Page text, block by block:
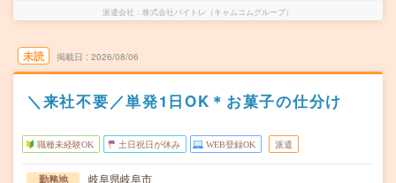
派遣会社 株式会社バイトレ（キャムコムグループ）
未読 掲載日 2026/08/06
＼来社不要／単発1日OK＊お菓子の仕分け
職種未経験OK 土日祝日が休み WEB登録OK 派遣
勤務地 岐阜県岐阜市